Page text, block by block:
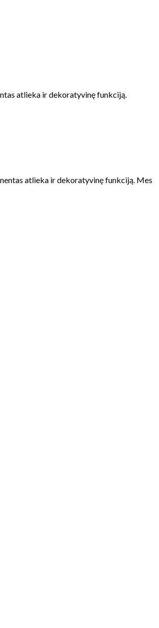
atlieka ir dekoratyvinę funkciją.
atlieka ir dekoratyvinę funkciją. Mes